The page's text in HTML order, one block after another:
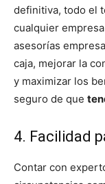
definitiva, todo el
cualquier
asesorías
caja, mejorar la
y maximizar los
seguro de que
4. Facilidad
Contar con